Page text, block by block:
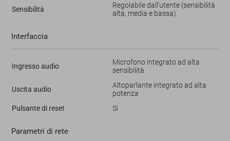
Sensibilità
Regolabile dall'utente (sensibilità
alta, media e bassa)
Interfaccia
Ingresso audio
Microfono integrato ad alta
sensibilità
Uscita audio
Altoparlante integrato ad alta
potenza
Pulsante di reset
Si
Parametri di rete